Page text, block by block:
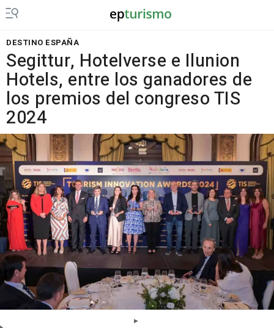
DESTINO ESPAÑA
Segittur, Hotelverse e Ilunion
Hotels, entre los ganadores de
los premios del congreso TIS
2024